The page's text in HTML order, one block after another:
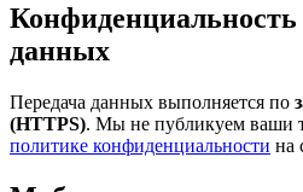
Конфиденциальность
данных
Передача данных выполняется по
(HTTPS). Мы не публикуем ваши
политике конфиденциальности на